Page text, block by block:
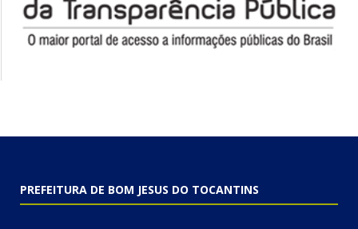
PREFEITURA DE BOM JESUS DO TOCANTINS